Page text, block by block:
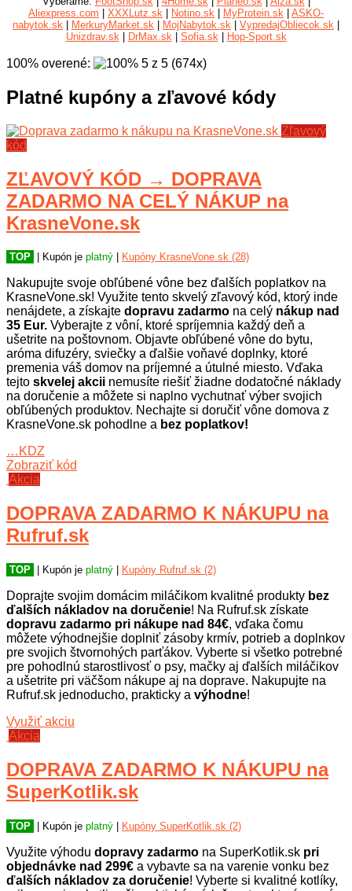
Aliexpress.com
XXXLutz.sk Notino.sk MyProtein.sk
ASKO-
nabytok.sk
MerkuryMarket.sk MojNabytok.sk VypredajObliecok.sk
Unizdrav.sk
DrMax.sk Sofia.sk Hop-Sport.sk
100% overené: 5 z 5 (674x)
Platné kupóny a zľavové kódy
Zľavový
kód
ZĽAVOVÝ KÓD → DOPRAVA
ZADARMO NA CELÝ NÁKUP na
KrasneVone.sk
TOP | Kupón je platný Kupóny KrasneVone.sk (28)
Nakupujte svoje obľúbené vône bez ďalších poplatkov na
KrasneVone.sk! Využite tento skvelý zľavový kód, ktorý inde
nenájdete, a získajte dopravu zadarmo na celý nákup nad
35 Eur. Vyberajte z vôní, ktoré spríjemnia každý deň a
ušetrite na poštovnom. Objavte obľúbené vône do bytu,
aróma difuzéry, sviečky a ďalšie voňavé doplnky, ktoré
premenia váš domov na príjemné a útulné miesto. Vďaka
tejto skvelej akcii nemusíte riešiť žiadne dodatočné náklady
na doručenie a môžete si naplno vychutnať výber svojich
obľúbených produktov. Nechajte si doručiť vône domova z
KrasneVone.sk pohodlne a bez poplatkov!
…KDZ
Zobraziť kód
Akcia
DOPRAVA ZADARMO K NÁKUPU na
Rufruf.sk
TOP | Kupón je platný Kupóny Rufruf.sk (2)
Doprajte svojim domácim miláčikom kvalitné produkty bez
ďalších nákladov na doručenie! Na Rufruf.sk získate
dopravu zadarmo pri nákupe nad 84€, vďaka čomu
môžete výhodnejšie doplniť zásoby krmív, potrieb a doplnkov
pre svojich štvornohých parťákov. Vyberte si všetko potrebné
pre pohodlnú starostlivosť o psy, mačky aj ďalších miláčikov
a ušetrite pri väčšom nákupe aj na doprave. Nakupujte na
Rufruf.sk jednoducho, prakticky a výhodne!
Využiť akciu
Akcia
DOPRAVA ZADARMO K NÁKUPU na
SuperKotlik.sk
TOP | Kupón je platný Kupóny SuperKotlik.sk (2)
Využite výhodu dopravy zadarmo na SuperKotlik.sk pri
objednávke nad 299€ a vybavte sa na varenie vonku bez
ďalších nákladov za doručenie! Vyberte si kvalitné kotlíky,